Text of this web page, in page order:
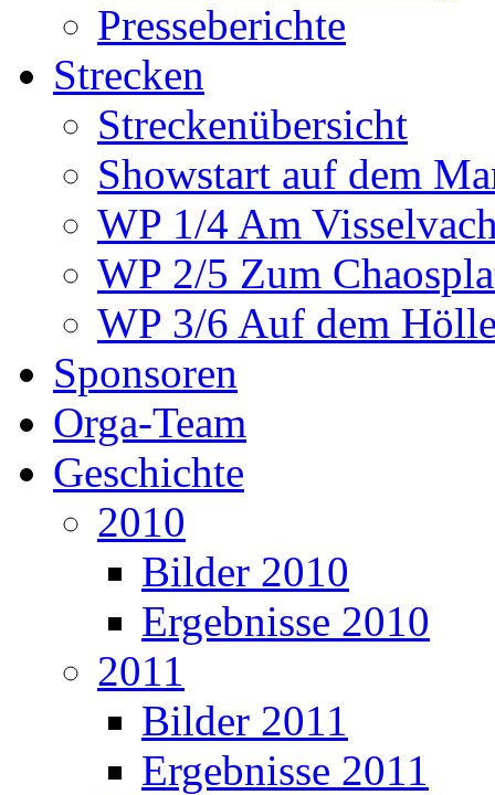
Presseberichte
Strecken
Streckenübersicht
Showstart auf dem
WP 1/4 Am
WP 2/5 Zum
WP 3/6 Auf dem
Sponsoren
Orga-Team
Geschichte
2010
Bilder 2010
Ergebnisse 2010
2011
Bilder 2011
Ergebnisse 2011